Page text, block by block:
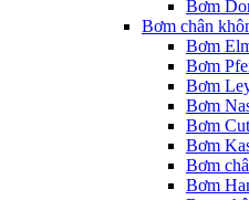
Bơm
Bơm chân
Bơm
Bơm
Bơm
Bơm
Bơm
Bơm
Bơm
Bơm